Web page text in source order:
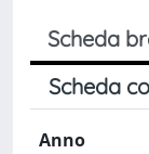
Scheda
Scheda
Anno